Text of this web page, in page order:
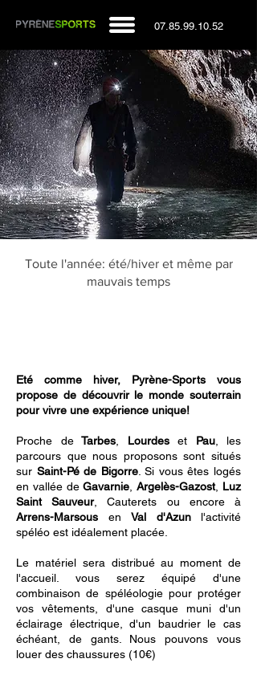
07.85.99.10.52
Toute l'année: été/hiver et même par
mauvais temps
Eté comme hiver, Pyrène-Sports vous
propose de découvrir le monde souterrain
pour vivre une expérience unique!
Proche deTarbes Lourdeset Pau, les
parcours que nous proposons sont situés
sur Saint-Pé de Bigorre. Si vous êtes logés
en vallée deGavarnie ,Argelès-Gazost, Luz
Saint Sauveur, Cauterets ou encore à
Arrens-Marsous en Val d'Azunl'activité
spéléo est idéalement placée.
Le matériel sera distribué au moment de
l'accueil. vous serez équipé d'une
combinaison de spéléologie pour protéger
vos vêtements, d'une casque muni d'un
éclairage électrique, d'un baudrier le cas
échéant, de gants. Nous pouvons vous
louer des chaussures (10€)